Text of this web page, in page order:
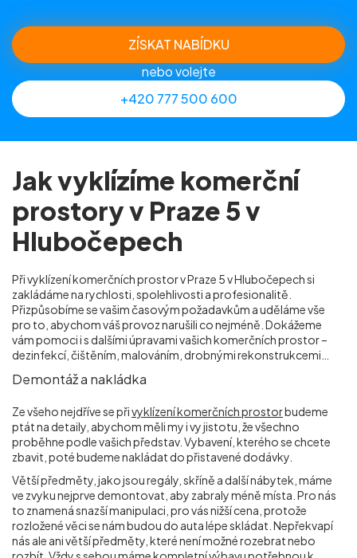
ZÍSKAT NABÍDKU
nebo volejte
+420 777 500 600
Jak vyklízíme komerční
prostory v Praze 5 v
Hlubočepech
Při vyklízení komerčních prostor v Praze 5 v Hlubočepech si
zakládáme na rychlosti, spolehlivosti a profesionalitě.
Přizpůsobíme se vašim časovým požadavkům a uděláme vše
pro to, abychom váš provoz narušili co nejméně. Dokážeme
vám pomoci i s dalšími úpravami vašich komerčních prostor –
dezinfekcí, čištěním, malováním, drobnými rekonstrukcemi…
Demontáž a nakládka
Ze všeho nejdříve se přivyklízení komerčních prostorbudeme
ptát na detaily, abychom měli my i vy jistotu, že všechno
proběhne podle vašich představ. Vybavení, kterého se chcete
zbavit, poté budeme nakládat do přistavené dodávky.
Větší předměty, jako jsou regály, skříně a další nábytek, máme
ve zvyku nejprve demontovat, aby zabraly méně místa. Pro nás
to znamená snazší manipulaci, pro vás nižší cena, protože
rozložené věci se nám budou do auta lépe skládat. Nepřekvapí
nás ale ani větší předměty, které není možné rozebrat nebo